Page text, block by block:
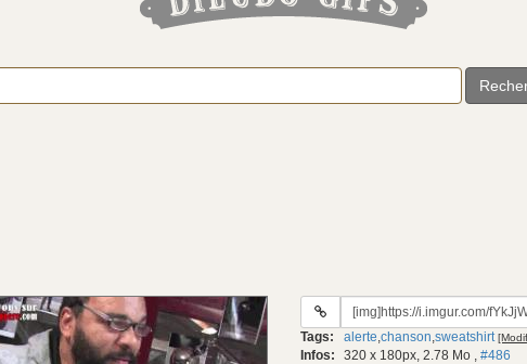
URL
gif:
Tags: alerte,chanson,sweatshirt
Infos: 320 x 180px, 2.78 Mo , #486